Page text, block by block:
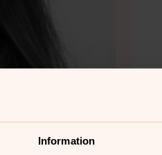
Information